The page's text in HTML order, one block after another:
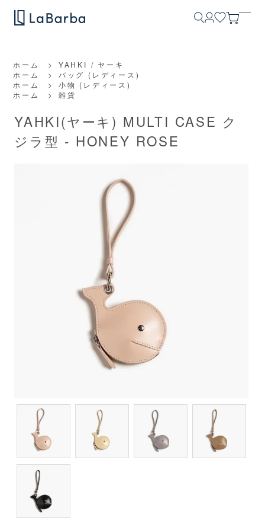
ホーム >
YAHKI / ヤーキ
ホーム
>
バッグ (レディース)
ホーム
>
小物 (レディース)
ホーム
> 雑貨
YAHKI(ヤーキ) MULTI CASE ク
ジラ型 - HONEY ROSE